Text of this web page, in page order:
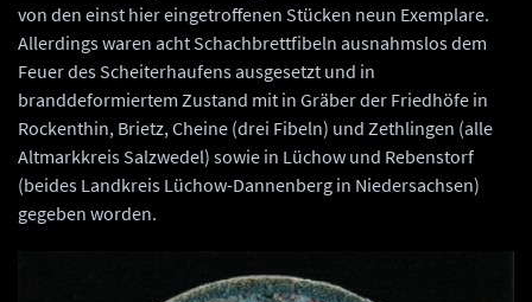
von den einst hier eingetroffenen Stücken neun Exemplare.
Allerdings waren acht Schachbrettfibeln ausnahmslos dem
Feuer des Scheiterhaufens ausgesetzt und in
branddeformiertem Zustand mit in Gräber der Friedhöfe in
Rockenthin, Brietz, Cheine (drei Fibeln) und Zethlingen (alle
Altmarkkreis Salzwedel) sowie in Lüchow und Rebenstorf
(beides Landkreis Lüchow-Dannenberg in Niedersachsen)
gegeben worden.